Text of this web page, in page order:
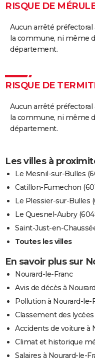
RISQUE DE
Aucun arrêté préfectoral
la commune, ni même
département.
RISQUE DE
Aucun arrêté préfectoral
la commune, ni même
département.
Les villes à
Le Mesnil-sur-Bulles
Catillon-Fumechon
Le Plessier-sur-Bulles
Le Quesnel-Aubry
Saint-Just-en-
Toutes les villes
En savoir plus sur
Nourard-le-Franc
Avis de décès à
Pollution à Nourard-le-
Classement des
Accidents de voiture à
Climat et historique
Salaires à Nourard-le-